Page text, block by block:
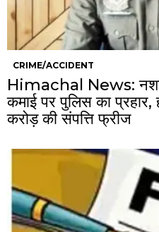
CRIME/ACCIDENT
Himachal News: नशा
कमाई पर पुलिस का
करोड़ की संपत्ति फ्रीज